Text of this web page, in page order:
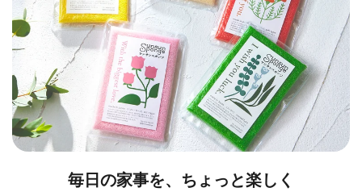
毎日の家事を、ちょっと楽しく